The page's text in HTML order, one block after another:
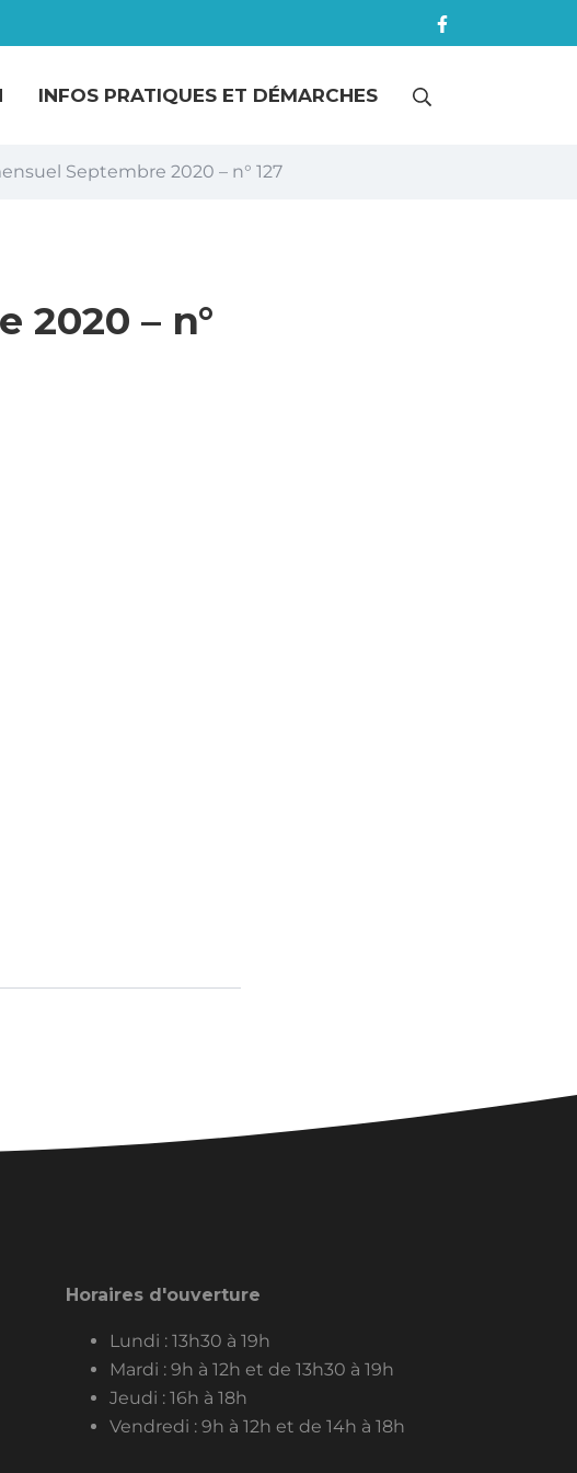
INFOS PRATIQUES ET DÉMARCHES
Septembre 2020 – n° 127
2020 – n°
Horaires d'ouverture
Lundi : 13h30 à 19h
Mardi : 9h à 12h et de 13h30 à 19h
Jeudi : 16h à 18h
Vendredi : 9h à 12h et de 14h à 18h